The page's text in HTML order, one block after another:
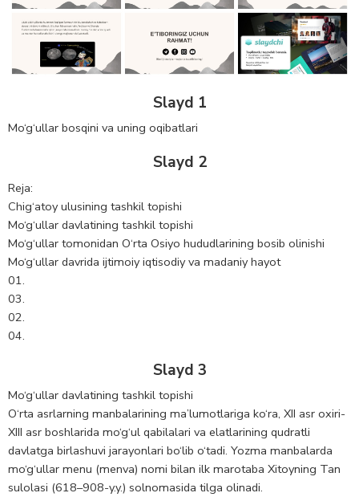
Slayd 1
Mo‘g‘ullar bosqini va uning oqibatlari
Slayd 2
Reja:
Chig‘atoy ulusining tashkil topishi
Mo‘g‘ullar davlatining tashkil topishi
Mo‘g‘ullar tomonidan O‘rta Osiyo hududlarining bosib olinishi
Mo‘g‘ullar davrida ijtimoiy iqtisodiy va madaniy hayot
01.
03.
02.
04.
Slayd 3
Mo‘g‘ullar davlatining tashkil topishi
O‘rta asrlarning manbalarining ma’lumotlariga ko‘ra, XII asr oxiri-
XIII asr boshlarida mo‘g‘ul qabilalari va elatlarining qudratli
davlatga birlashuvi jarayonlari bo‘lib o‘tadi. Yozma manbalarda
mo‘g‘ullar menu (menva) nomi bilan ilk marotaba Xitoyning Tan
sulolasi (618–908-y.y.) solnomasida tilga olinadi.